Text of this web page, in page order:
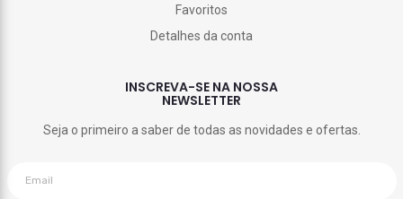
Favoritos
Detalhes da conta
INSCREVA-SE NA NOSSA
NEWSLETTER
Seja o primeiro a saber de todas as novidades e ofertas.